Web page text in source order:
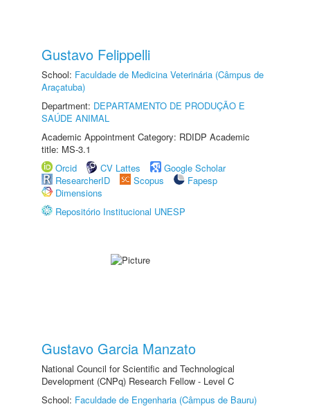
Gustavo Felippelli
School: Faculdade de Medicina Veterinária (Câmpus de
Araçatuba)
Department: DEPARTAMENTO DE PRODUÇÃO E
SAÚDE ANIMAL
Academic Appointment Category: RDIDP Academic
title: MS-3.1
Orcid
CV Lattes
Google Scholar
ResearcherID
Scopus
Fapesp
Dimensions
Repositório Institucional UNESP
Gustavo Garcia Manzato
National Council for Scientific and Technological
Development (CNPq) Research Fellow - Level C
School: Faculdade de Engenharia (Câmpus de Bauru)